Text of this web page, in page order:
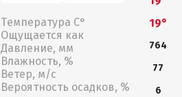
Температура С°
Ощущается как
Давление, мм
Влажность, %
Ветер, м/с
Вероятность осадков, %
19°
764
77
6